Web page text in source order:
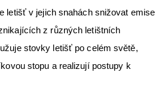
letišť v jejich snahách snižovat emise
z různých letištních
stovky letišť po celém světě,
stopu a realizují postupy k